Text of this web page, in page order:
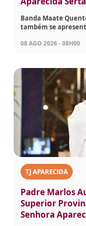
Banda Maate
também se
08 AGO 2026 - 08H00
TJ APARECIDA
Padre Marlos
Superior
Senhora